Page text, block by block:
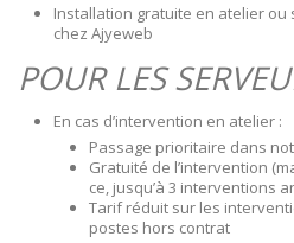
Installation gratuite en atelier ou
chez Ajyeweb
POUR LES
En cas d’intervention en atelier :
Passage prioritaire dans
Gratuité de l’intervention
ce, jusqu’à 3 interventions
Tarif réduit sur les
postes hors contrat